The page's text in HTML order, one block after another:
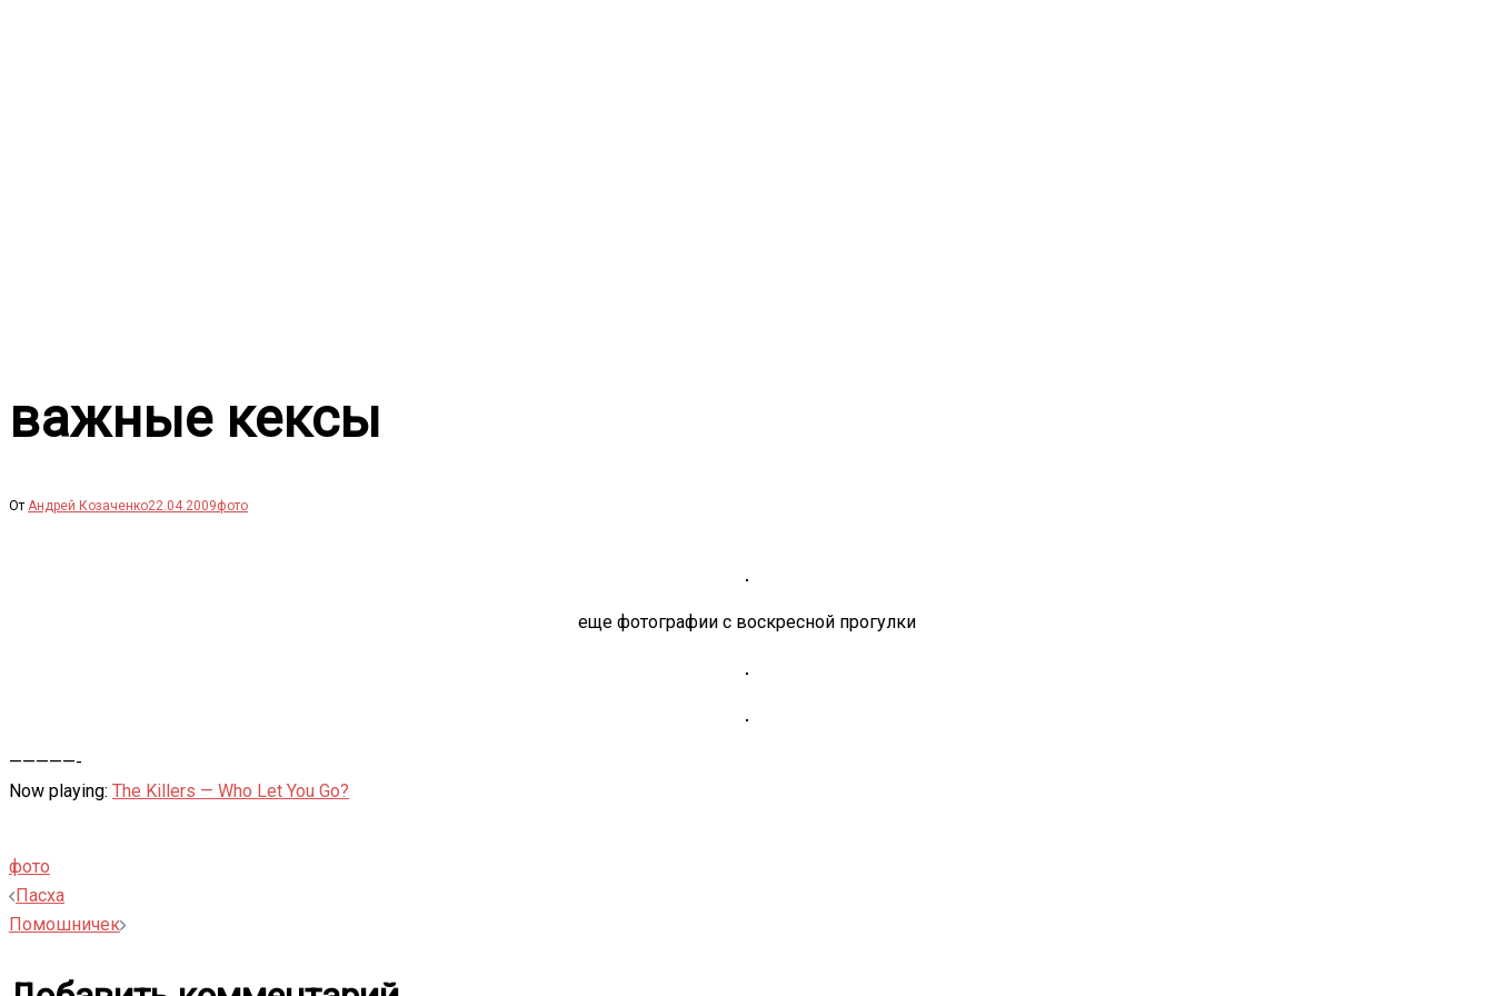
важные кексы
От Андрей Козаченко22.04.2009фото
еще фотографии с воскресной прогулки
—————-
Now playing: The Killers — Who Let You Go?
фото
Навигация
Пасха
Помошничек